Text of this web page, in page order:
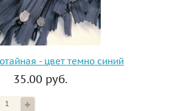
- цвет темно синий
35.00 руб.